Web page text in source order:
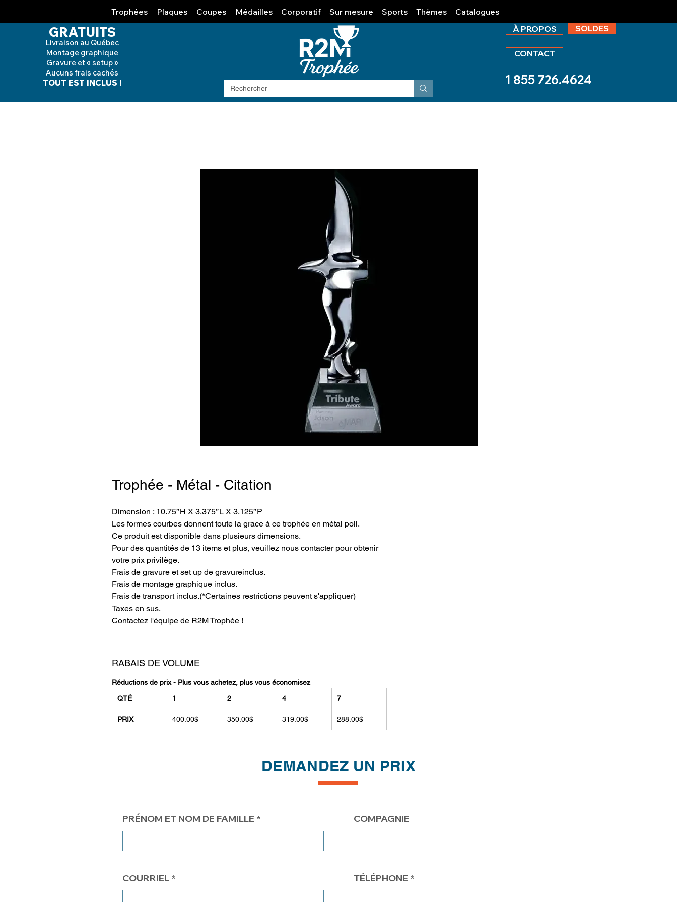
Trophées Plaques Coupes Médailles Corporatif Sur mesure Sports Thèmes Catalogues
GRATUITS
Livraison au Québec
Montage graphique
Gravure et « setup »
Aucuns frais cachés
TOUT EST INCLUS !
À PROPOS SOLDES
CONTACT
1 855 726.4624
Trophée - Métal - Citation
Dimension : 10.75’’H X 3.375’’L X 3.125’’P
Les formes courbes donnent toute la grace à ce trophée en métal poli.
Ce produit est disponible dans plusieurs dimensions.
Pour des quantités de 13 items et plus, veuillez nous contacter pour obtenir
votre prix privilège.
Frais de gravure et set up de gravureinclus.
Frais de montage graphique inclus.
Frais de transport inclus.(*Certaines restrictions peuvent s'appliquer)
Taxes en sus.
Contactez l'équipe de R2M Trophée !
RABAIS DE VOLUME
Réductions de prix - Plus vous achetez, plus vous économisez
QTÉ
1 2 4 7
PRIX 400.00$ 350.00$ 319.00$ 288.00$
DEMANDEZ UN PRIX
PRÉNOM ET NOM DE FAMILLE
COURRIEL
COMPAGNIE
TÉLÉPHONE